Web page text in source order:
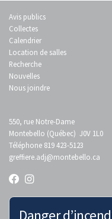
Avis publics
Collectes
Calendrier
Location de salles
Recherche
Nouvelles
Nous joindre
550, rue Notre-Dame
Montebello (Québec) J0V 1L0
Téléphone 819 423-5123
greffiere.adj@montebello.ca
Danger